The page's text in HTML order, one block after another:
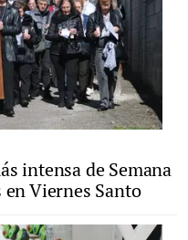
intensa de Semana
Viernes Santo